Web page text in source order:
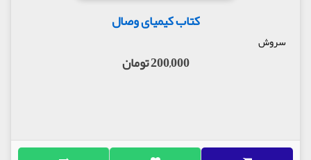
خداوند طلبکار آن است. در عالم دو خون به راه افتاده؛
یکی خون سید الشهدا ء یکی هم خونخواهی آن از ناپاکان.
یکی خون پاکی که از سید الشهداء ریخته شد و بقیه تبع
آن هستند همچون خون انبیائی که از قبل از ایشان بر
ناشر : انتشارات سروش
کتاب کیمیای وصال
سروش
200,000 تومان